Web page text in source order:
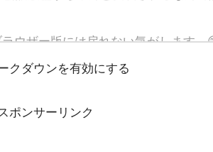
クダウンを有効にする
ポンサーリンク